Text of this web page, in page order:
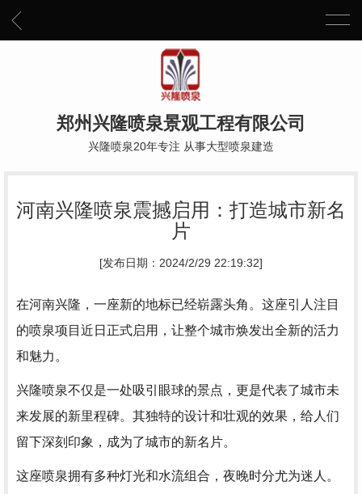
郑州兴隆喷泉景观工程有限公司
兴隆喷泉20年专注 从事大型喷泉建造
河南兴隆喷泉震撼启用：打造城市新名
片
[发布日期：2024/2/29 22:19:32]
在河南兴隆，一座新的地标已经崭露头角。这座引人注目
的喷泉项目近日正式启用，让整个城市焕发出全新的活力
和魅力。
兴隆喷泉不仅是一处吸引眼球的景点，更是代表了城市未
来发展的新里程碑。其独特的设计和壮观的效果，给人们
留下深刻印象，成为了城市的新名片。
这座喷泉拥有多种灯光和水流组合，夜晚时分尤为迷人。